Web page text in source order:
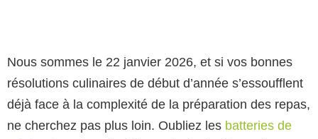
Nous sommes le 22 janvier 2026, et si vos bonnes
résolutions culinaires de début d’année s’essoufflent
déjà face à la complexité de la préparation des repas,
ne cherchez pas plus loin. Oubliez les batteries de